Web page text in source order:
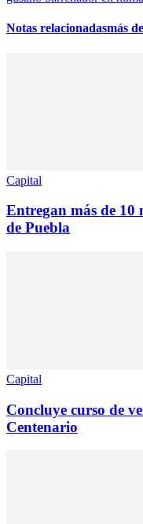
Notas relacionadasmás
Capital
Entregan más de 10
de Puebla
Capital
Concluye curso de
Centenario